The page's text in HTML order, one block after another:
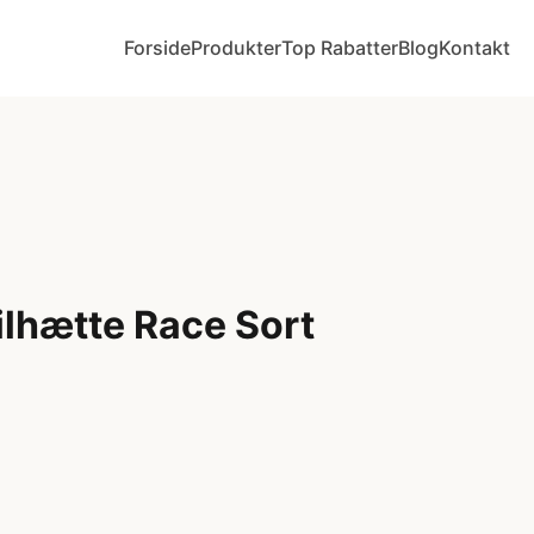
ForsideProdukterTop RabatterBlogKontakt
Race Sort